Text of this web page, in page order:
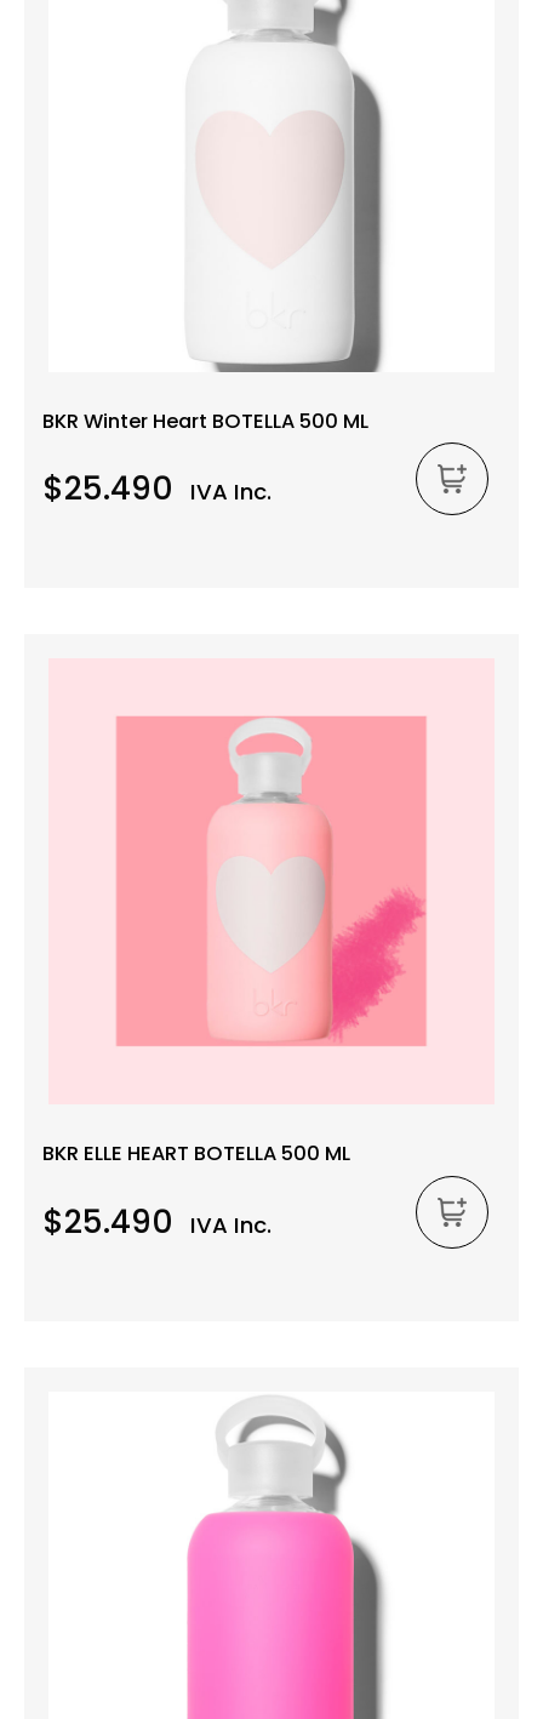
BKR Winter Heart BOTELLA 500 ML
$25.490 IVA Inc.
BKR ELLE HEART BOTELLA 500 ML
$25.490 IVA Inc.